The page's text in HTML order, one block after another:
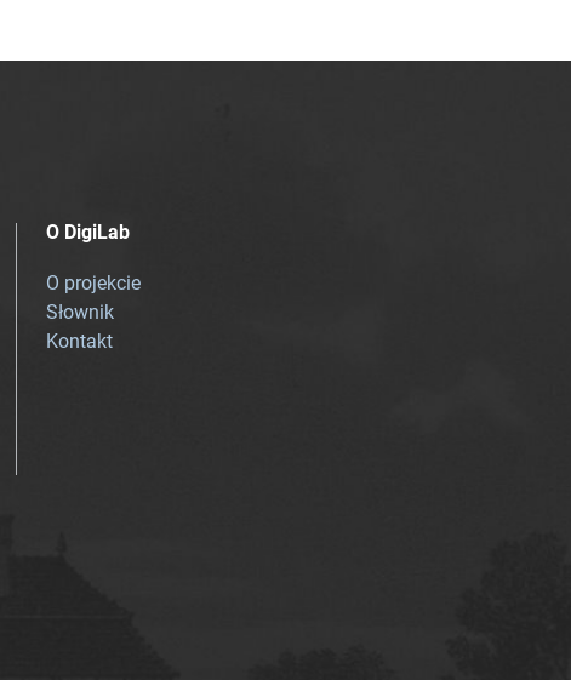
O DigiLab
O projekcie
Słownik
Kontakt